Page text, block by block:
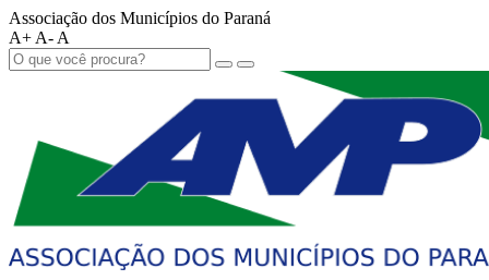
Associação dos Municípios do Paraná
A+ A- A